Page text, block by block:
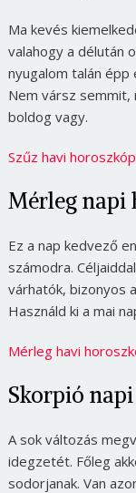
Ma kevés
valahogy a délután
nyugalom talán
Nem vársz semmit,
boldog vagy.
Szűz havi horoszkóp
Mérleg napi
Ez a nap kedvező
számodra.
várhatók, bizonyos
Használd ki a mai
Mérleg havi
Skorpió napi
A sok változás
idegzetét. Főleg
sodorjanak. Van